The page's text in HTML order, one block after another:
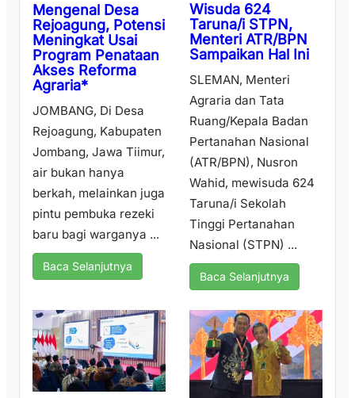
Mengenal Desa
Rejoagung, Potensi
Meningkat Usai
Program Penataan
Akses Reforma
Agraria*
JOMBANG, Di Desa
Rejoagung, Kabupaten
Jombang, Jawa Tiimur,
air bukan hanya
berkah, melainkan juga
pintu pembuka rezeki
baru bagi warganya ...
Baca Selanjutnya
Wisuda 624
Taruna/i STPN,
Menteri ATR/BPN
Sampaikan Hal Ini
SLEMAN, Menteri
Agraria dan Tata
Ruang/Kepala Badan
Pertanahan Nasional
(ATR/BPN), Nusron
Wahid, mewisuda 624
Taruna/i Sekolah
Tinggi Pertanahan
Nasional (STPN) ...
Baca Selanjutnya